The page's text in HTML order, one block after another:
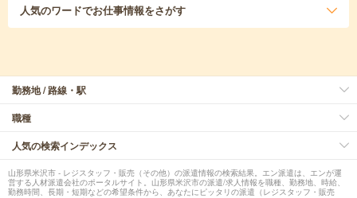
人気のワードでお仕事情報をさがす
勤務地 / 路線・駅
職種
人気の検索インデックス
山形県米沢市 - レジスタッフ・販売（その他）の派遣情報の検索結果。エン派遣は、エンが運
営する人材派遣会社のポータルサイト。山形県米沢市の派遣/求人情報を職種、勤務地、時給、
勤務時間、長期・短期などの希望条件から、あなたにピッタリの派遣（レジスタッフ・販売